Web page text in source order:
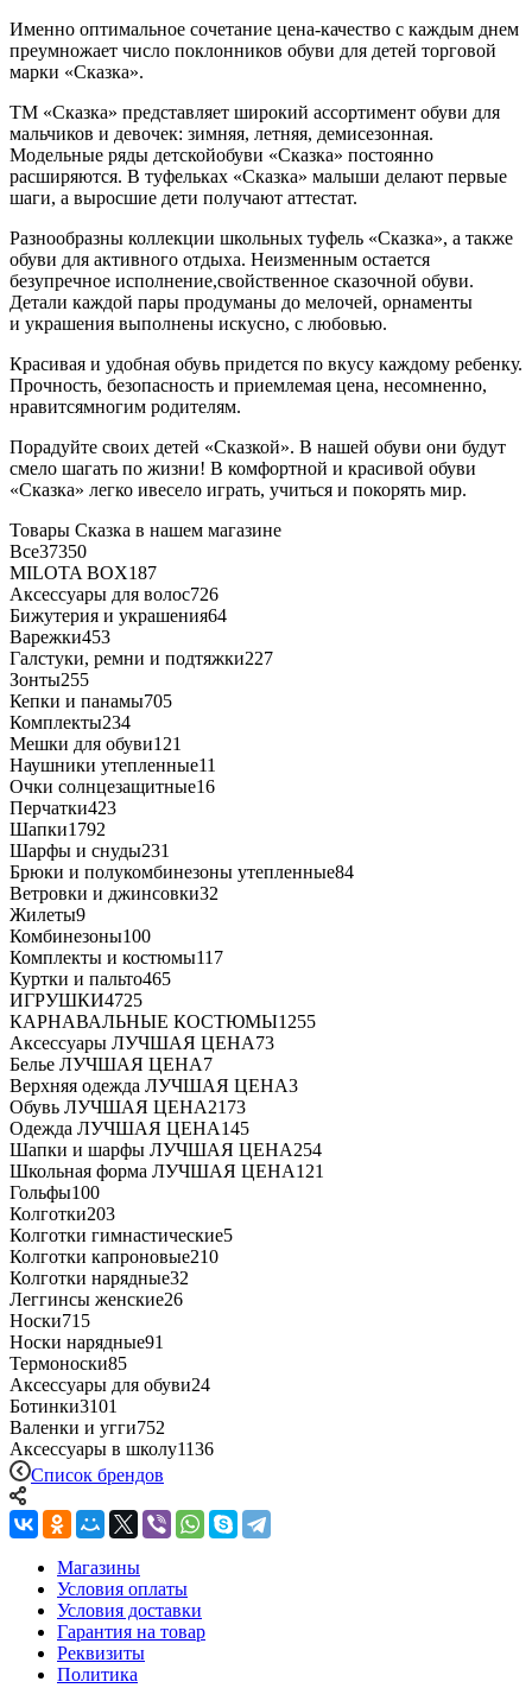
Именно оптимальное сочетание цена-качество с каждым днем
преумножает число поклонников обуви для детей торговой
марки «Сказка».
ТМ «Сказка» представляет широкий ассортимент обуви для
мальчиков и девочек: зимняя, летняя, демисезонная.
Модельные ряды детскойобуви «Сказка» постоянно
расширяются. В туфельках «Сказка» малыши делают первые
шаги, а выросшие дети получают аттестат.
Разнообразны коллекции школьных туфель «Сказка», а также
обуви для активного отдыха. Неизменным остается
безупречное исполнение,свойственное сказочной обуви.
Детали каждой пары продуманы до мелочей, орнаменты
и украшения выполнены искусно, с любовью.
Красивая и удобная обувь придется по вкусу каждому ребенку.
Прочность, безопасность и приемлемая цена, несомненно,
нравитсямногим родителям.
Порадуйте своих детей «Сказкой». В нашей обуви они будут
смело шагать по жизни! В комфортной и красивой обуви
«Сказка» легко ивесело играть, учиться и покорять мир.
Товары Сказка в нашем магазине
Все37350
MILOTA BOX187
Аксессуары для волос726
Бижутерия и украшения64
Варежки453
Галстуки, ремни и подтяжки227
Зонты255
Кепки и панамы705
Комплекты234
Мешки для обуви121
Наушники утепленные11
Очки солнцезащитные16
Перчатки423
Шапки1792
Шарфы и снуды231
Брюки и полукомбинезоны утепленные84
Ветровки и джинсовки32
Жилеты9
Комбинезоны100
Комплекты и костюмы117
Куртки и пальто465
ИГРУШКИ4725
КАРНАВАЛЬНЫЕ КОСТЮМЫ1255
Аксессуары ЛУЧШАЯ ЦЕНА73
Белье ЛУЧШАЯ ЦЕНА7
Верхняя одежда ЛУЧШАЯ ЦЕНА3
Обувь ЛУЧШАЯ ЦЕНА2173
Одежда ЛУЧШАЯ ЦЕНА145
Шапки и шарфы ЛУЧШАЯ ЦЕНА254
Школьная форма ЛУЧШАЯ ЦЕНА121
Гольфы100
Колготки203
Колготки гимнастические5
Колготки капроновые210
Колготки нарядные32
Леггинсы женские26
Носки715
Носки нарядные91
Термоноски85
Аксессуары для обуви24
Ботинки3101
Валенки и угги752
Аксессуары в школу1136
Список брендов
Магазины
Условия оплаты
Условия доставки
Гарантия на товар
Реквизиты
Политика